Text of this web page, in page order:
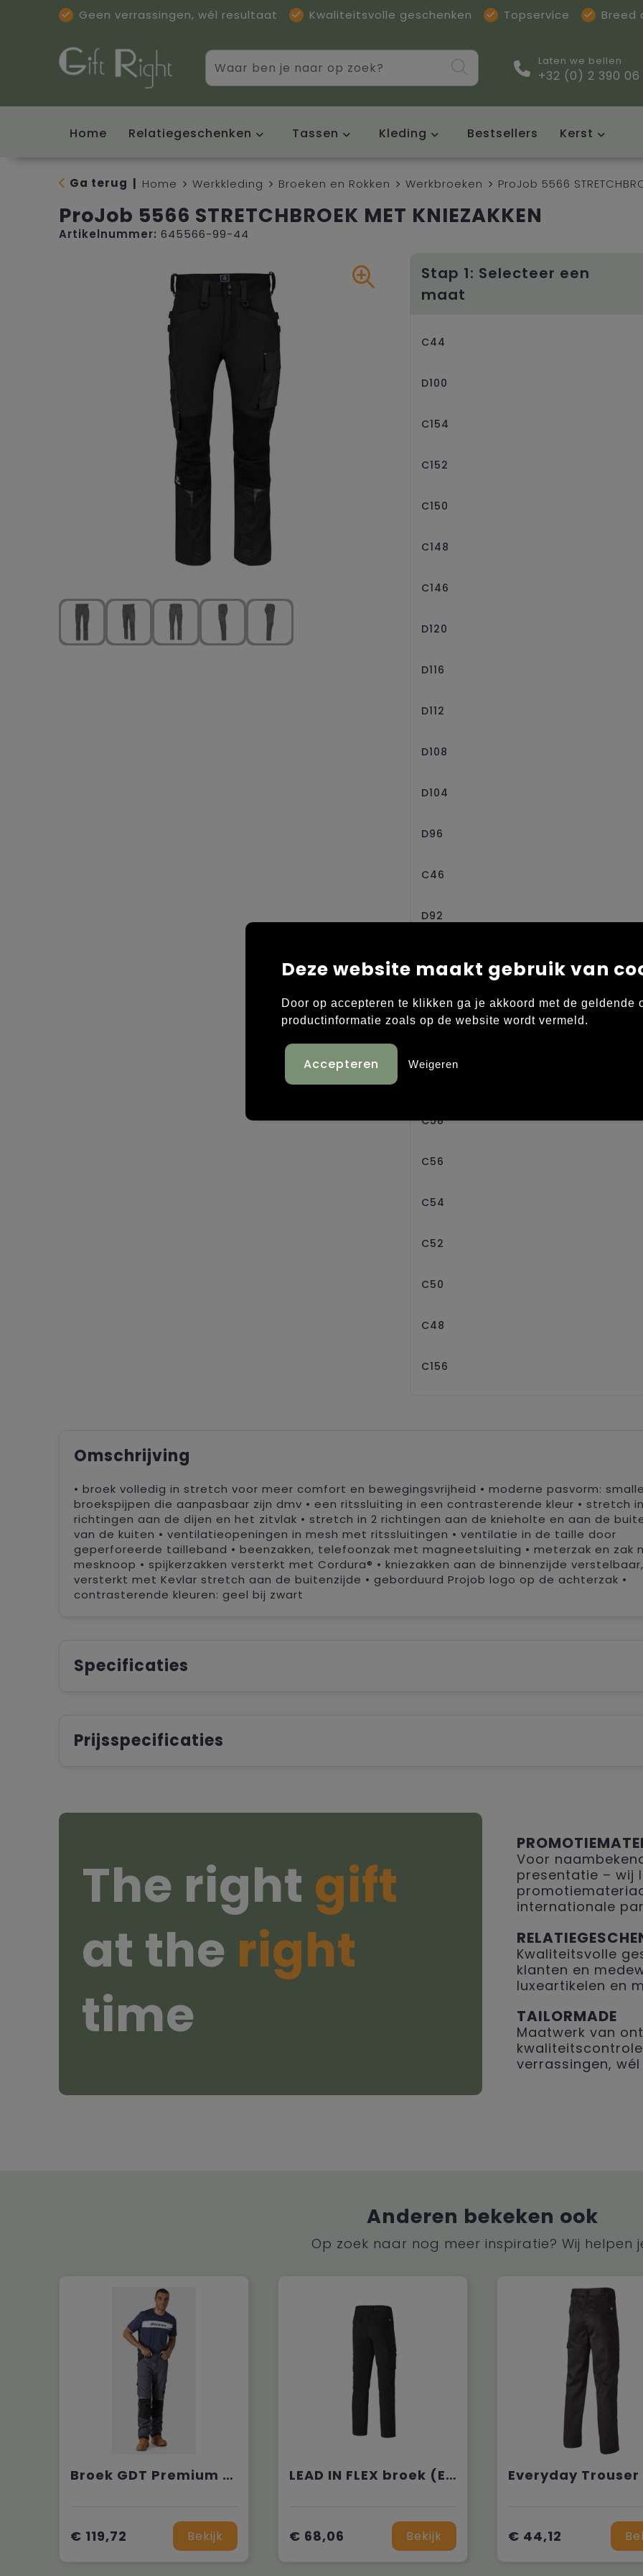
Geen verrassingen, wél resultaat Kwaliteitsvolle geschenken Topservice Breed
Laten we bellen
+32 (0) 2 390 06
Home Relatiegeschenken Tassen Kleding Bestsellers Kerst
Ga terug Home Werkkleding Broeken en Rokken Werkbroeken ProJob 5566
ProJob 5566 STRETCHBROEK MET KNIEZAKKEN
Artikelnummer: 645566-99-44
Stap 1: Selecteer een
maat
C44
D100
C154
C152
C150
C148
C146
D120
D116
D112
D108
D104
D96
C46
D92
D84
C58
C56
C54
C52
C50
C48
C156
Omschrijving
• broek volledig in stretch voor meer comfort en bewegingsvrijheid • moderne pasvorm: smalle
broekspijpen die aanpasbaar zijn dmv • een ritssluiting in een contrasterende kleur • stretch
richtingen aan de dijen en het zitvlak • stretch in 2 richtingen aan de knieholte en aan de
van de kuiten • ventilatieopeningen in mesh met ritssluitingen • ventilatie in de taille door
geperforeerde tailleband • beenzakken, telefoonzak met magneetsluiting • meterzak en zak
mesknoop • spijkerzakken versterkt met Cordura® • kniezakken aan de binnenzijde verstelbaar,
versterkt met Kevlar stretch aan de buitenzijde • geborduurd Projob logo op de achterzak •
contrasterende kleuren: geel bij zwart
Specificaties
Prijsspecificaties
The right gift
at the right
time
Voor
presentatie – wij
internationale
Kwaliteitsvolle
klanten en
luxeartikelen en
TAILORMADE
Maatwerk van
verrassingen,
Anderen bekeken ook
Op zoek naar nog meer inspiratie? Wij helpen
Broek GDT Premium (EX. DWD4901)
€ 119,72 Bekijk
LEAD IN FLEX broek (EX. DTR2009)
€ 68,06 Bekijk € 44,12
Deze website maakt gebruik van
Door op accepteren te klikken ga je akkoord met de geldende
productinformatie zoals op de website wordt vermeld.
Weigeren